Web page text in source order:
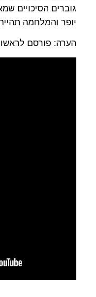
גוברים הסיכויים
יופר והמלחמה
הערה: פורסם